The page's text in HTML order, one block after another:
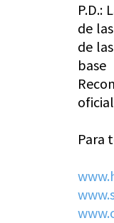
P.D.:
de
de
Para